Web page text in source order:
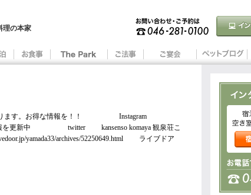
理の本家
ております。お得な情報を！！ Instagram
情報を更新中 twitter kansenso komaya 観泉荘こ
yamada33/archives/52250649.html ライブドア